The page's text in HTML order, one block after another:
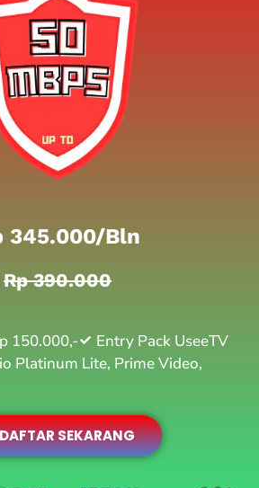
345.000/bln
Rp 390.000
150.000,-
Entry Pack UseeTV
Platinum Lite, Prime Video,
SEKARANG